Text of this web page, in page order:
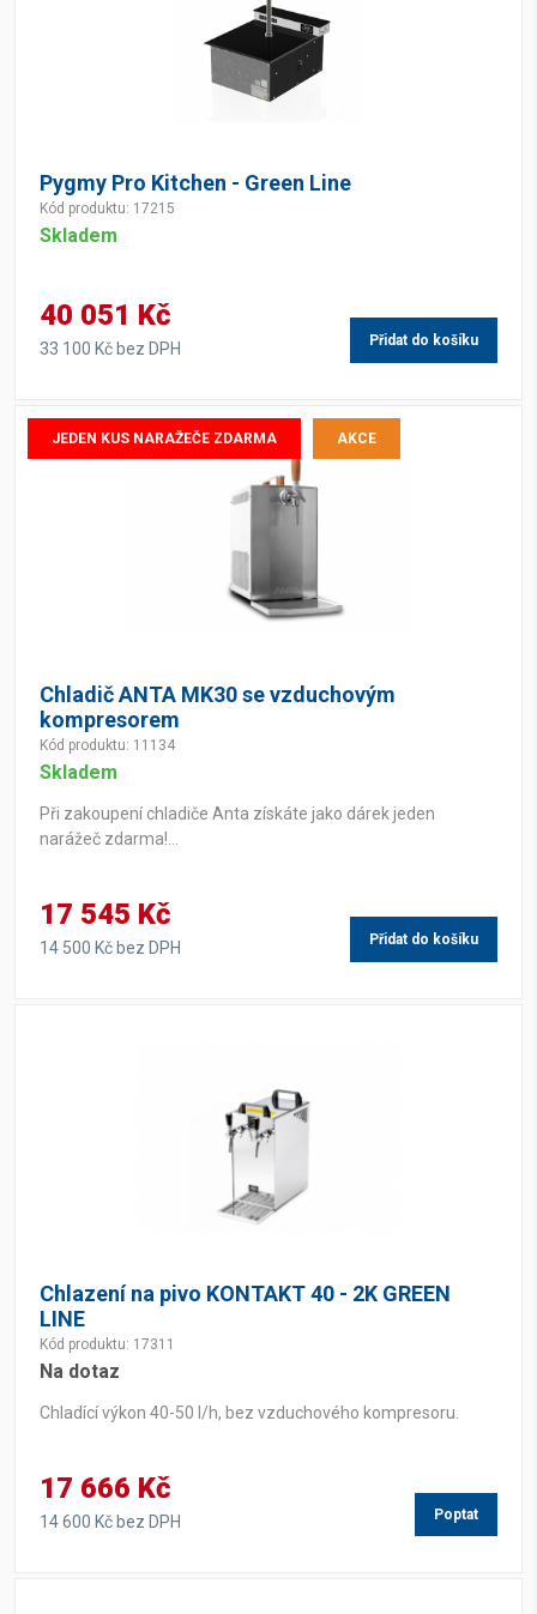
Pygmy Pro Kitchen - Green Line
Kód produktu: 17215
Skladem
40 051 Kč
33 100 Kč bez DPH Přidat do košíku
JEDEN KUS NARAŽEČE ZDARMA AKCE
Chladič ANTA MK30 se vzduchovým
kompresorem
Kód produktu: 11134
Skladem
Při zakoupení chladiče Anta získáte jako dárek jeden
narážeč zdarma!...
17 545 Kč
14 500 Kč bez DPH Přidat do košíku
Chlazení na pivo KONTAKT 40 - 2K GREEN
LINE
Kód produktu: 17311
Na dotaz
Chladící výkon 40-50 l/h, bez vzduchového kompresoru.
17 666 Kč
14 600 Kč bez DPH Poptat